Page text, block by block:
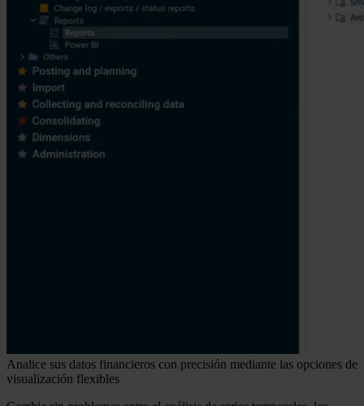
Analice sus datos financieros con precisión mediante las opciones de
visualización flexibles